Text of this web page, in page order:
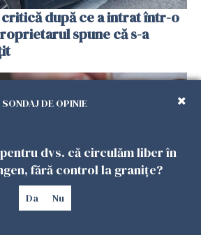
după ce a intrat într-o
spune că s-a
SONDAJ DE OPINIE
dvs. că circulăm liber în
fără control la granițe?
Da Nu